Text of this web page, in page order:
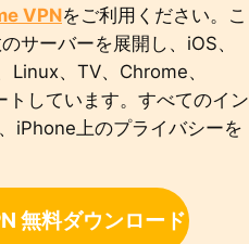
VPNをご利用ください。こ
サーバーを展開し、iOS、
、TV、Chrome、
しています。すべてのイン
iPhone上のプライバシーを
無料ダウンロード